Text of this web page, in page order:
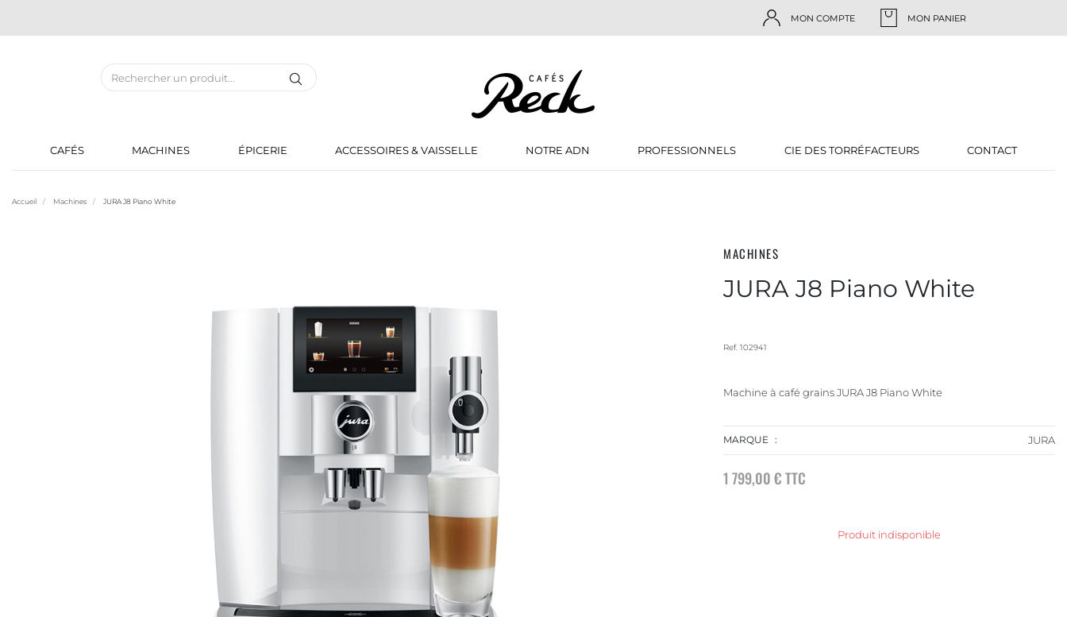
MON COMPTE MON PANIER
CAFÉS MACHINES ÉPICERIE ACCESSOIRES & VAISSELLE NOTRE ADN PROFESSIONNELS CIE DES TORRÉFACTEURS CONTACT
Accueil Machines JURA J8 Piano White
MACHINES
JURA J8 Piano White
Ref. 102941
Machine à café grains JURA J8 Piano White
MARQUE JURA
1 799,00 €TTC
Produit indisponible